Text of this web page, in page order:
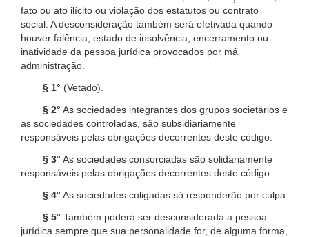
fato ou ato ilícito ou violação dos estatutos ou contrato
social. A desconsideração também será efetivada quando
houver falência, estado de insolvência, encerramento ou
inatividade da pessoa jurídica provocados por má
administração.
§ 1° (Vetado).
§ 2° As sociedades integrantes dos grupos societários e
as sociedades controladas, são subsidiariamente
responsáveis pelas obrigações decorrentes deste código.
§ 3° As sociedades consorciadas são solidariamente
responsáveis pelas obrigações decorrentes deste código.
§ 4° As sociedades coligadas só responderão por culpa.
§ 5° Também poderá ser desconsiderada a pessoa
jurídica sempre que sua personalidade for, de alguma forma,